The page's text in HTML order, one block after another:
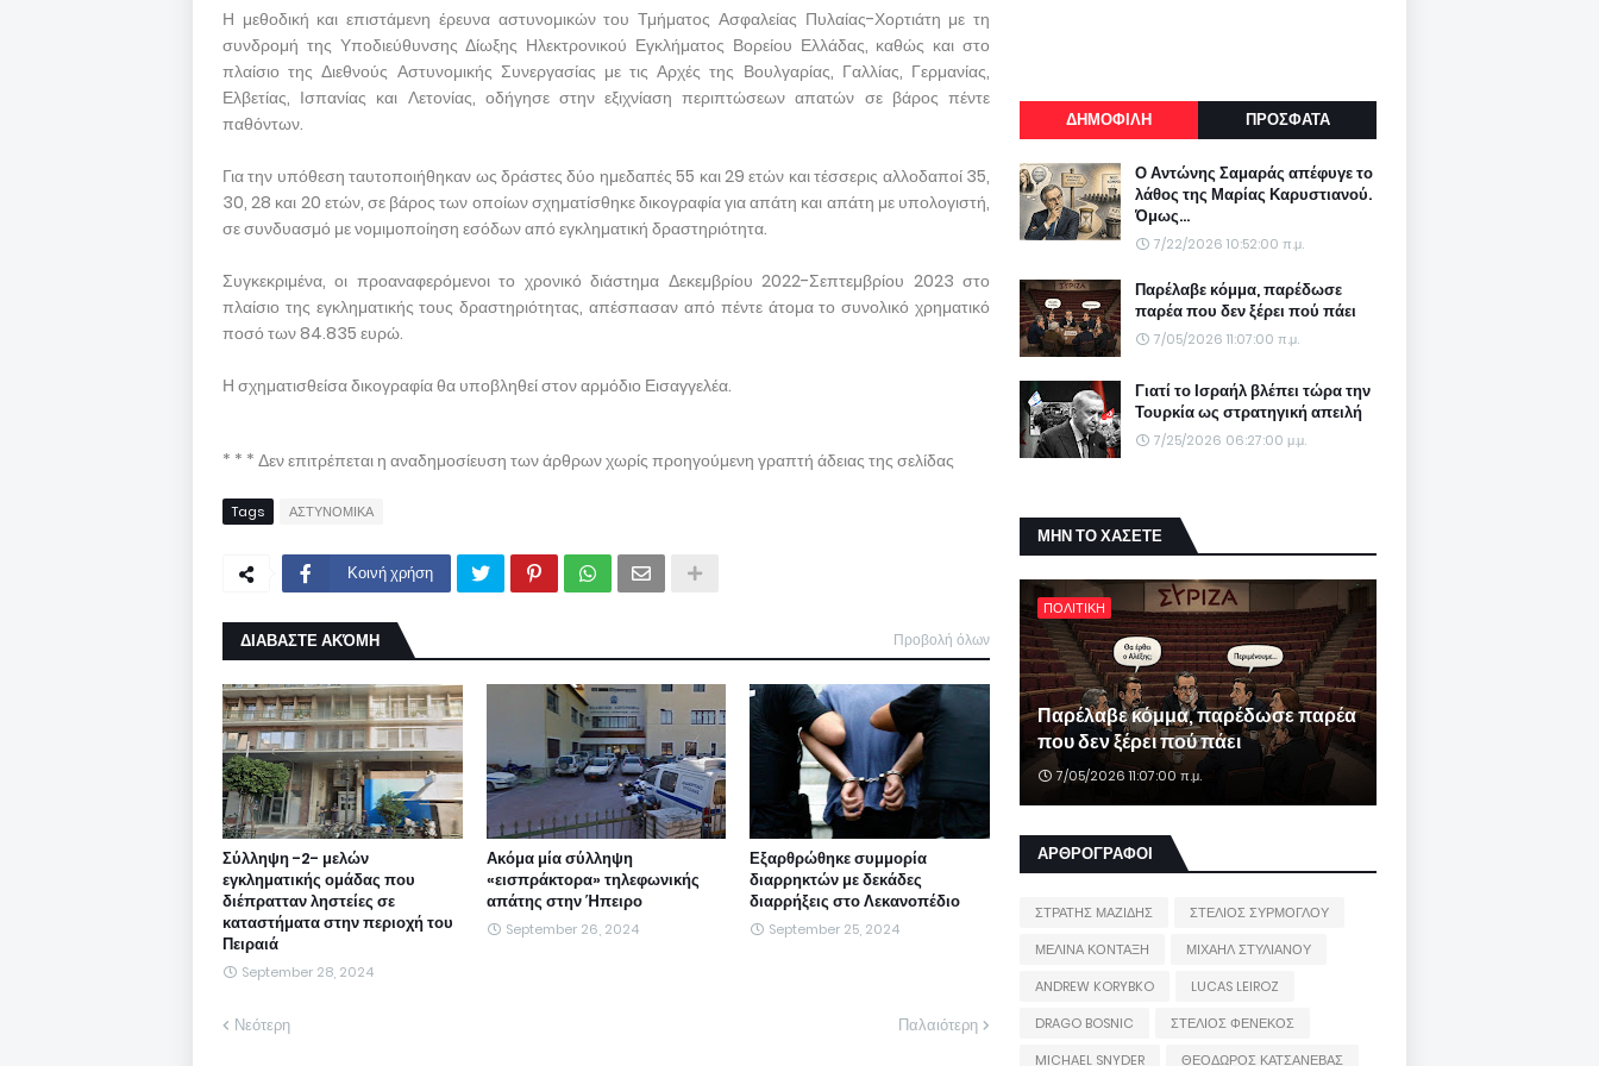
Η μεθοδική και επιστάμενη έρευνα αστυνομικών του Τμήματος Ασφαλείας Πυλαίας-Χορτιάτη με τη
συνδρομή της Υποδιεύθυνσης Δίωξης Ηλεκτρονικού Εγκλήματος Βορείου Ελλάδας, καθώς και στο
πλαίσιο της Διεθνούς Αστυνομικής Συνεργασίας με τις Αρχές της Βουλγαρίας, Γαλλίας, Γερμανίας,
Ελβετίας, Ισπανίας και Λετονίας, οδήγησε στην εξιχνίαση περιπτώσεων απατών σε βάρος πέντε
παθόντων.
Για την υπόθεση ταυτοποιήθηκαν ως δράστες δύο ημεδαπές 55 και 29 ετών και τέσσερις αλλοδαποί 35,
30, 28 και 20 ετών, σε βάρος των οποίων σχηματίσθηκε δικογραφία για απάτη και απάτη με υπολογιστή,
σε συνδυασμό με νομιμοποίηση εσόδων από εγκληματική δραστηριότητα.
Συγκεκριμένα, οι προαναφερόμενοι το χρονικό διάστημα Δεκεμβρίου 2022-Σεπτεμβρίου 2023 στο
πλαίσιο της εγκληματικής τους δραστηριότητας, απέσπασαν από πέντε άτομα το συνολικό χρηματικό
ποσό των 84.835 ευρώ.
Η σχηματισθείσα δικογραφία θα υποβληθεί στον αρμόδιο Εισαγγελέα.
* * * Δεν επιτρέπεται η αναδημοσίευση των άρθρων χωρίς προηγούμενη γραπτή άδειας της σελίδας
Tags ΑΣΤΥΝΟΜΙΚΑ
Κοινή χρήση
ΔΙΑΒΑΣΤΕ ΑΚΌΜΗ Προβολή όλων
Σύλληψη -2- μελών
εγκληματικής ομάδας που
διέπρατταν ληστείες σε
καταστήματα στην περιοχή του
Πειραιά
September 28, 2024
Ακόμα μία σύλληψη
«εισπράκτορα» τηλεφωνικής
απάτης στην Ήπειρο
September 26, 2024
Εξαρθρώθηκε συμμορία
διαρρηκτών με δεκάδες
διαρρήξεις στο Λεκανοπέδιο
September 25, 2024
Νεότερη Παλαιότερη
ΔΗΜΟΦΙΛΗ ΠΡΟΣΦΑΤΑ
Ο Αντώνης Σαμαράς απέφυγε το
λάθος της Μαρίας Καρυστιανού.
Όμως...
7/22/2026 10:52:00 π.μ.
Παρέλαβε κόμμα, παρέδωσε
παρέα που δεν ξέρει πού πάει
7/05/2026 11:07:00 π.μ.
Γιατί το Ισραήλ βλέπει τώρα την
Τουρκία ως στρατηγική απειλή
7/25/2026 06:27:00 μ.μ.
ΜΗΝ ΤΟ ΧΑΣΕΤΕ
ΠΟΛΙΤΙΚΗ
Παρέλαβε κόμμα, παρέδωσε παρέα
που δεν ξέρει πού πάει
7/05/2026 11:07:00 π.μ.
ΑΡΘΡΟΓΡΑΦΟΙ
ΣΤΡΑΤΗΣ ΜΑΖΙΔΗΣ
ΣΤΕΛΙΟΣ ΣΥΡΜΟΓΛΟΥ
ΜΕΛΙΝΑ ΚΟΝΤΑΞΗ
ΜΙΧΑΗΛ ΣΤΥΛΙΑΝΟΥ
ANDREW KORYBKO
LUCAS LEIROZ
DRAGO BOSNIC
ΣΤΕΛΙΟΣ ΦΕΝΕΚΟΣ
MICHAEL SNYDER
ΘΕΟΔΩΡΟΣ ΚΑΤΣΑΝΕΒΑΣ